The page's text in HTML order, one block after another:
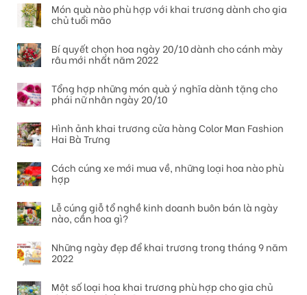
Món quà nào phù hợp với khai trương dành cho gia
chủ tuổi mão
Bí quyết chọn hoa ngày 20/10 dành cho cánh mày
râu mới nhất năm 2022
Tổng hợp những món quà ý nghĩa dành tặng cho
phái nữ nhân ngày 20/10
Hình ảnh khai trương cửa hàng Color Man Fashion
Hai Bà Trưng
Cách cúng xe mới mua về, những loại hoa nào phù
hợp
Lễ cúng giỗ tổ nghề kinh doanh buôn bán là ngày
nào, cần hoa gì?
Những ngày đẹp để khai trương trong tháng 9 năm
2022
Một số loại hoa khai trương phù hợp cho gia chủ